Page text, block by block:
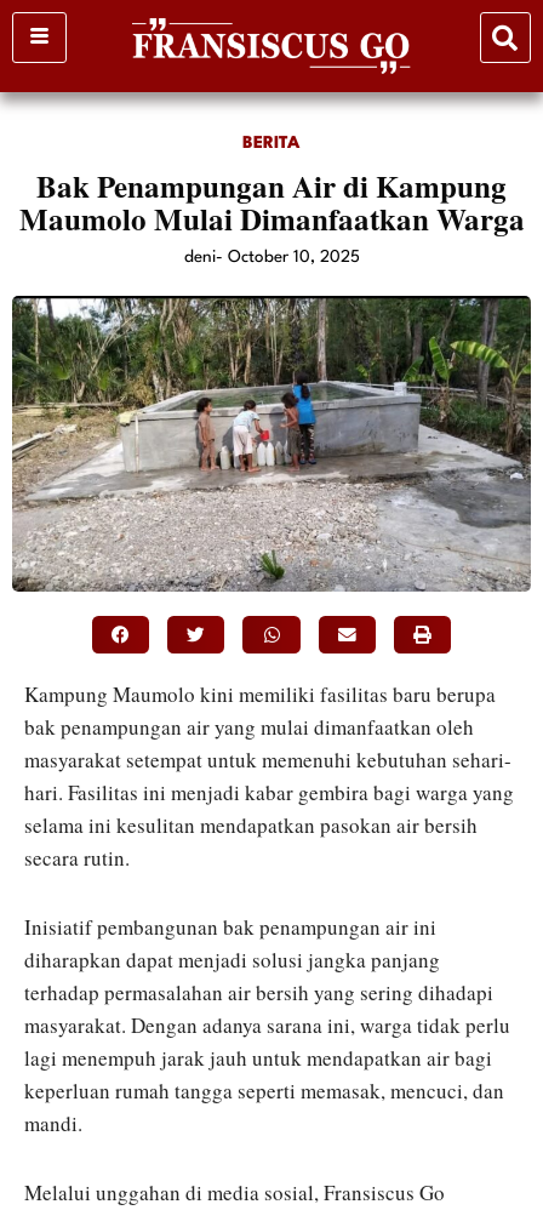
Skip
to
BERITA
Bak Penampungan Air di Kampung
Maumolo Mulai Dimanfaatkan Warga
deni- October 10, 2025
Kampung Maumolo kini memiliki fasilitas baru berupa
bak penampungan air yang mulai dimanfaatkan oleh
masyarakat setempat untuk memenuhi kebutuhan sehari-
hari. Fasilitas ini menjadi kabar gembira bagi warga yang
selama ini kesulitan mendapatkan pasokan air bersih
secara rutin.
Inisiatif pembangunan bak penampungan air ini
diharapkan dapat menjadi solusi jangka panjang
terhadap permasalahan air bersih yang sering dihadapi
masyarakat. Dengan adanya sarana ini, warga tidak perlu
lagi menempuh jarak jauh untuk mendapatkan air bagi
keperluan rumah tangga seperti memasak, mencuci, dan
mandi.
Melalui unggahan di media sosial, Fransiscus Go